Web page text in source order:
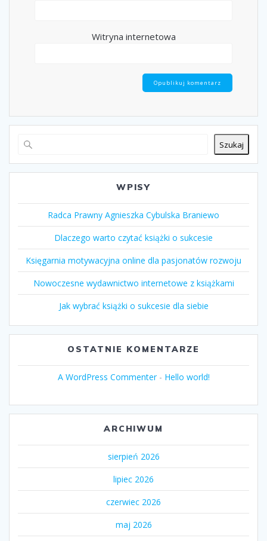
Witryna internetowa
Szukaj
WPISY
Radca Prawny Agnieszka Cybulska Braniewo
Dlaczego warto czytać książki o sukcesie
Księgarnia motywacyjna online dla pasjonatów rozwoju
Nowoczesne wydawnictwo internetowe z książkami
Jak wybrać książki o sukcesie dla siebie
OSTATNIE KOMENTARZE
A WordPress Commenter- Hello world!
ARCHIWUM
sierpień 2026
lipiec 2026
czerwiec 2026
maj 2026